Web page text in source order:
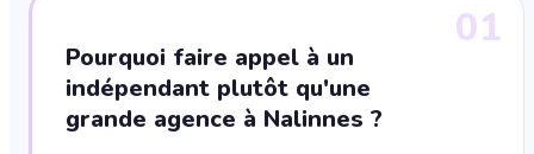
01
Pourquoi faire appel à un
indépendant plutôt qu'une
grande agence à Nalinnes ?